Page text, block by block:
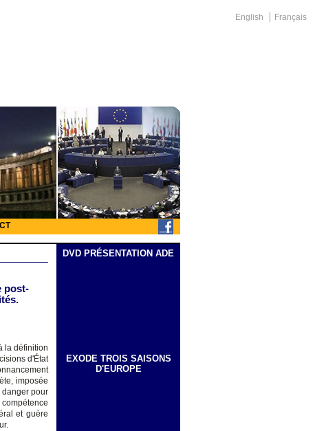
English Français
post-
la définition
d'État
imposée
danger pour
et guère
DVD PRÉSENTATION ADE
EXODE TROIS SAISONS
D'EUROPE